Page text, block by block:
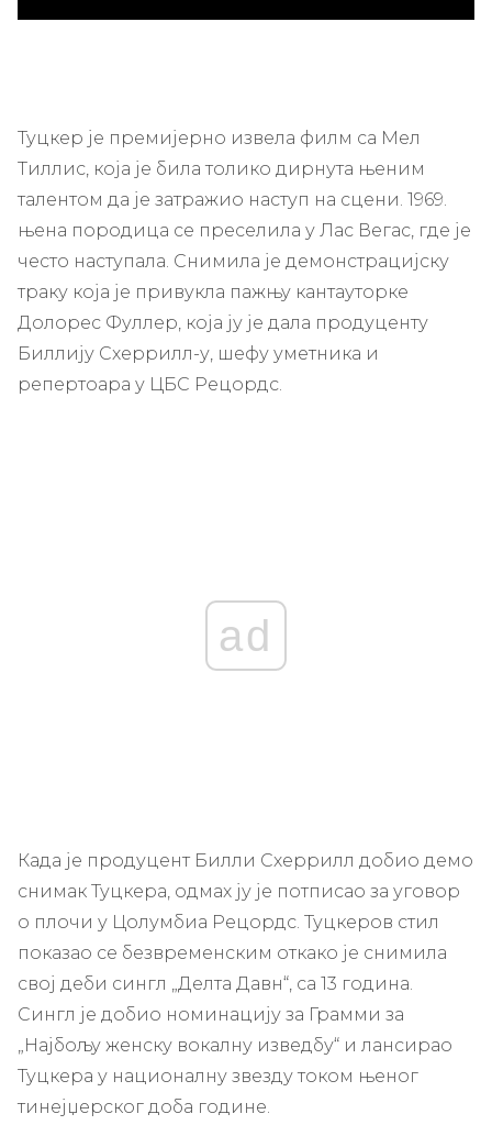
Туцкер је премијерно извела филм са Мел
Тиллис, која је била толико дирнута њеним
талентом да је затражио наступ на сцени. 1969.
њена породица се преселила у Лас Вегас, где је
често наступала. Снимила је демонстрацијску
траку која је привукла пажњу кантауторке
Долорес Фуллер, која ју је дала продуценту
Биллију Схеррилл-у, шефу уметника и
репертоара у ЦБС Рецордс.
ad
Када је продуцент Билли Схеррилл добио демо
снимак Туцкера, одмах ју је потписао за уговор
о плочи у Цолумбиа Рецордс. Туцкеров стил
показао се безвременским откако је снимила
свој деби сингл „Делта Давн“, са 13 година.
Сингл је добио номинацију за Грамми за
„Најбољу женску вокалну изведбу“ и лансирао
Туцкера у националну звезду током њеног
тинејџерског доба године.